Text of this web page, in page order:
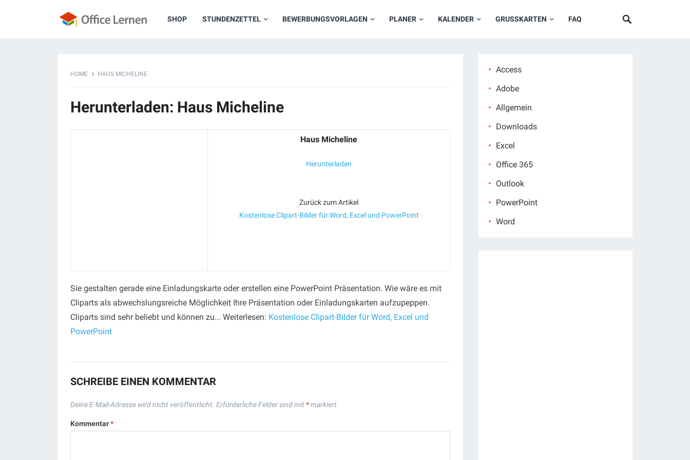
SHOP STUNDENZETTEL BEWERBUNGSVORLAGEN PLANER KALENDER GRUSSKARTEN FAQ
HOME HAUS MICHELINE
Herunterladen: Haus Micheline
Haus Micheline
Herunterladen
Zurück zum Artikel
Kostenlose Clipart-Bilder für Word, Excel und PowerPoint
Sie gestalten gerade eine Einladungskarte oder erstellen eine PowerPoint Präsentation. Wie wäre es mit
Cliparts als abwechslungsreiche Möglichkeit Ihre Präsentation oder Einladungskarten aufzupeppen.
Cliparts sind sehr beliebt und können zu... Weiterlesen: Kostenlose Clipart-Bilder für Word, Excel und
PowerPoint
SCHREIBE EINEN KOMMENTAR
Deine E-Mail-Adresse wird nicht veröffentlicht. Erforderliche Felder sind mit *markiert
Kommentar*
Access
Adobe
Allgemein
Downloads
Excel
Office 365
Outlook
PowerPoint
Word